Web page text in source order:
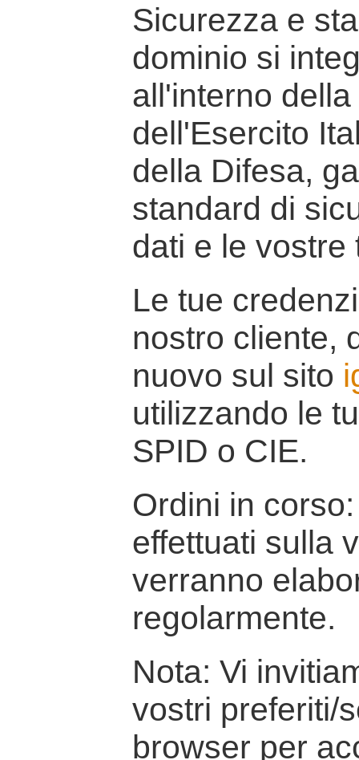
Sicurezza e
dominio si
all'interno
dell'Esercito
della Difesa,
standard di
dati e le vostre
Le tue
nostro cliente,
nuovo sul sito
utilizzando le
SPID o CIE.
Ordini in
effettuati sulla
verranno
regolarmente.
Nota: Vi
vostri preferiti/
browser per